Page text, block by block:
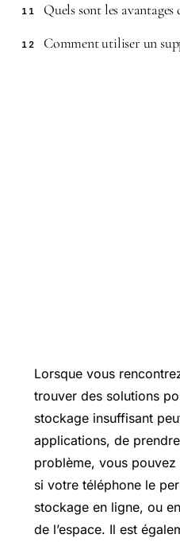
11 Quels sont les
12 Comment utiliser un
Lorsque vous
trouver des solutions
stockage insuffisant
applications, de
problème, vous pouvez
si votre téléphone le
stockage en ligne, ou
de l’espace. Il est